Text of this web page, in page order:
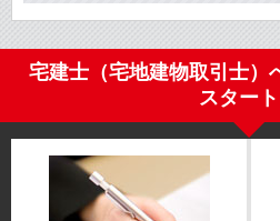
宅建士（宅地建物取引士）
スタート